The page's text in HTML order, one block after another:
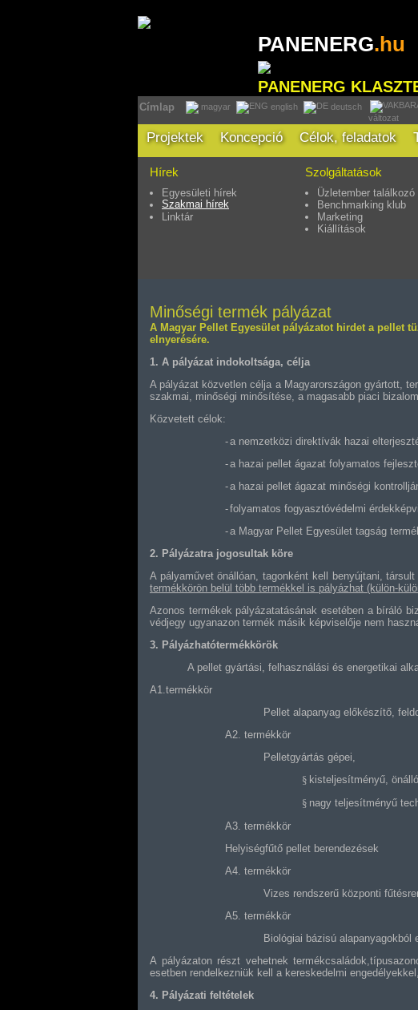
PANENERG.hu
PANENERG
Címlap magyar english deutsch
változat
Projektek Koncepció Célok, feladatok
Hírek
Egyesületi hírek
Szakmai hírek
Linktár
Szolgáltatások
Üzletember találkozó
Benchmarking klub
Marketing
Kiállítások
Minőségi termék pályázat
A Magyar Pellet Egyesület pályázatot hirdet a pellet
elnyerésére.
1. A pályázat indokoltsága, célja
A pályázat közvetlen célja a Magyarországon gyártott,
szakmai, minőségi minősítése, a magasabb piaci
Közvetett célok:
-a nemzetközi direktívák hazai
-a hazai pellet ágazat folyamatos
-a hazai pellet ágazat minőségi
-folyamatos fogyasztóvédelmi
-a Magyar Pellet Egyesület tagság
2. Pályázatra jogosultak köre
A pályaművet önállóan, tagonként kell benyújtani,
termékkörön belül több termékkel is pályázhat (külön-
Azonos termékek pályázatatásának esetében a bíráló
védjegy ugyanazon termék másik képviselője nem
3. Pályázhatótermékkörök
A pellet gyártási, felhasználási és energetikai
A1.termékkör
Pellet alapanyag előkészítő,
A2. termékkör
Pelletgyártás gépei,
§ kisteljesítményű,
§ nagy teljesítményű
A3. termékkör
Helyiségfűtő pellet berendezések
A4. termékkör
Vizes rendszerű központi
A5. termékkör
Biológiai bázisú
A pályázaton részt vehetnek
esetben rendelkezniük kell a kereskedelmi
4. Pályázati feltételek